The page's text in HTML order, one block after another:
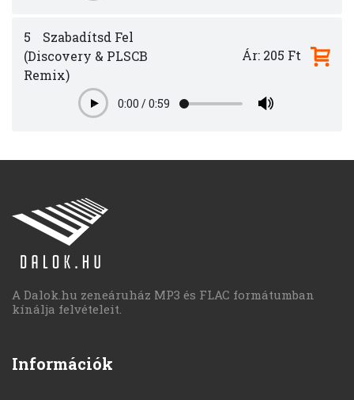
5
Szabadítsd Fel
(Discovery & PLSCB
Remix)
Play0:00 /0:59
Ár: 205 Ft
A Dalok.hu zeneáruház MP3 és FLAC formátumban
kínálja felvételeit.
Információk